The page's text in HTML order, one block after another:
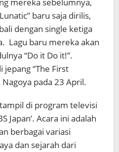
baru saja dirilis,
dengan single ketiga
Lagu baru mereka akan
“Do it Do it!”.
jepang “The First
pada 23 April.
di program televisi
Japan’. Acara ini adalah
berbagai variasi
dan sejarah dari